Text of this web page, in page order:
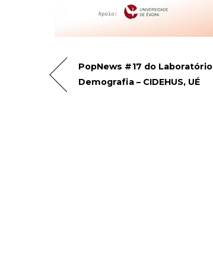
PopNews #17 do
Demografia – CIDEHUS, UÉ